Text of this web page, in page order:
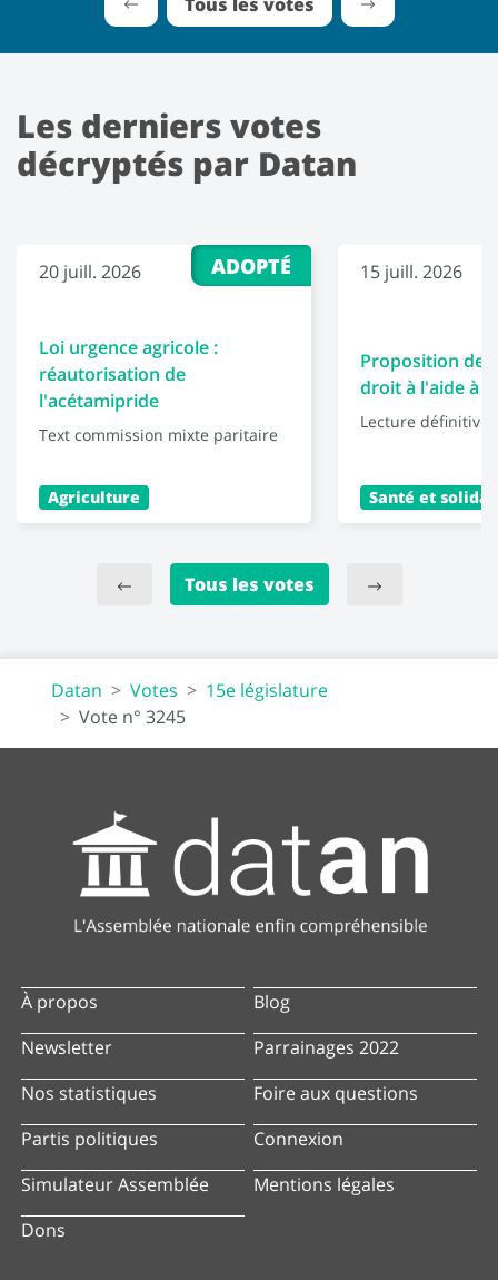
Les derniers votes
décryptés par Datan
ADOPTÉ
20 juill. 2026
Loi urgence agricole :
réautorisation de
l'acétamipride
Text commission mixte paritaire
Agriculture
15 juill. 2026
Proposition de
droit à l'aide à
Lecture définitive
Santé et
Tous les votes
Datan Votes
15e législature
Vote n° 3245
À propos
Newsletter
Nos statistiques
Partis politiques
Simulateur Assemblée
Dons
Blog
Parrainages 2022
Foire aux questions
Connexion
Mentions légales